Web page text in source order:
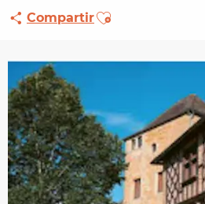
CompartirAjouter aux favoris